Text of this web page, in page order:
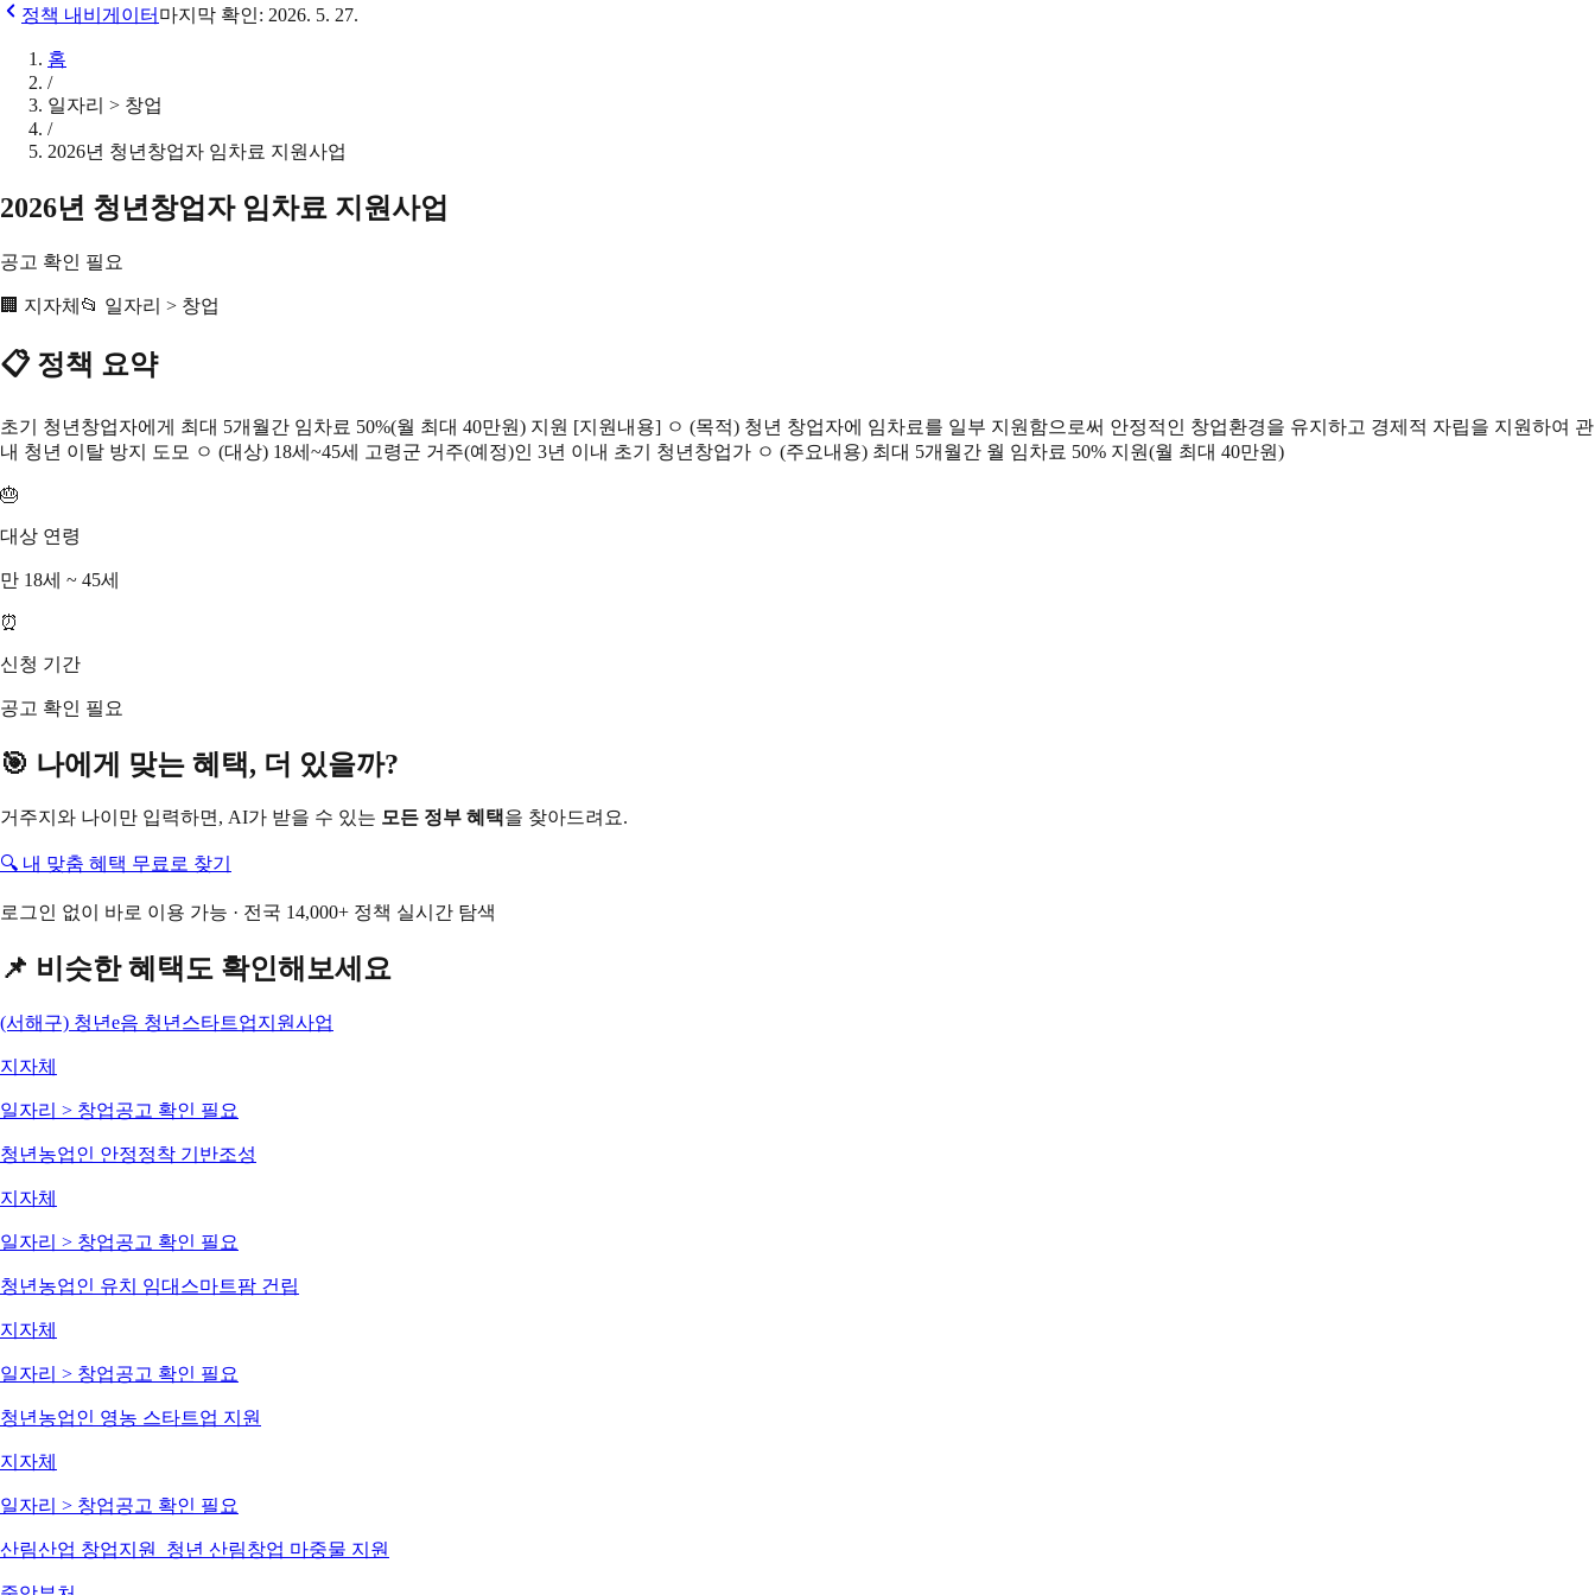
정책 내비게이터 마지막 확인: 2026. 5. 27.
홈
/
일자리 > 창업
/
2026년 청년창업자 임차료 지원사업
2026년 청년창업자 임차료 지원사업
공고 확인 필요
🏢 지자체 📂 일자리 > 창업
📋 정책 요약
초기 청년창업자에게 최대 5개월간 임차료 50%(월 최대 40만원) 지원 [지원내용] ㅇ (목적) 청년 창업자에 임차료를 일부 지원함으로써 안정적인 창업환경을 유지하고 경제적 자립을 지원하여 관
내 청년 이탈 방지 도모 ㅇ (대상) 18세~45세 고령군 거주(예정)인 3년 이내 초기 청년창업가 ㅇ (주요내용) 최대 5개월간 월 임차료 50% 지원(월 최대 40만원)
🎂
대상 연령
만 18세 ~ 45세
⏰
신청 기간
공고 확인 필요
🎯 나에게 맞는 혜택, 더 있을까?
거주지와 나이만 입력하면, AI가 받을 수 있는 모든 정부 혜택을 찾아드려요.
🔍 내 맞춤 혜택 무료로 찾기
로그인 없이 바로 이용 가능 · 전국 14,000+ 정책 실시간 탐색
📌 비슷한 혜택도 확인해보세요
(서해구) 청년e음 청년스타트업지원사업
지자체
일자리 > 창업공고 확인 필요
청년농업인 안정정착 기반조성
지자체
일자리 > 창업공고 확인 필요
청년농업인 유치 임대스마트팜 건립
지자체
일자리 > 창업공고 확인 필요
청년농업인 영농 스타트업 지원
지자체
일자리 > 창업공고 확인 필요
산림산업 창업지원_청년 산림창업 마중물 지원